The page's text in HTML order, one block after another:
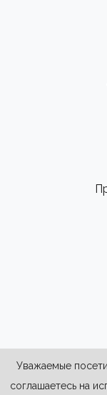
Уважаемые
соглашаетесь на